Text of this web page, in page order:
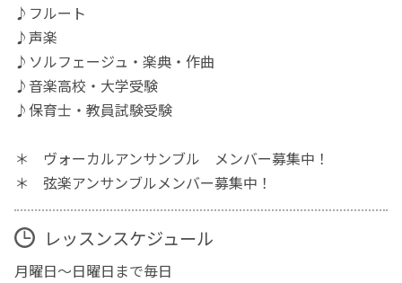
♪フルート
♪声楽
♪ソルフェージュ・楽典・作曲
♪音楽高校・大学受験
♪保育士・教員試験受験
＊ ヴォーカルアンサンブル メンバー募集中！
＊ 弦楽アンサンブルメンバー募集中！
レッスンスケジュール
月曜日～日曜日まで毎日